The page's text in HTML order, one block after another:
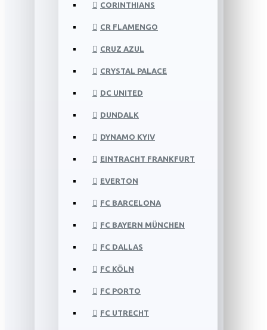
CORINTHIANS
CR FLAMENGO
CRUZ AZUL
CRYSTAL PALACE
DC UNITED
DUNDALK
DYNAMO KYIV
EINTRACHT FRANKFURT
EVERTON
FC BARCELONA
FC BAYERN MÜNCHEN
FC DALLAS
FC KÖLN
FC PORTO
FC UTRECHT